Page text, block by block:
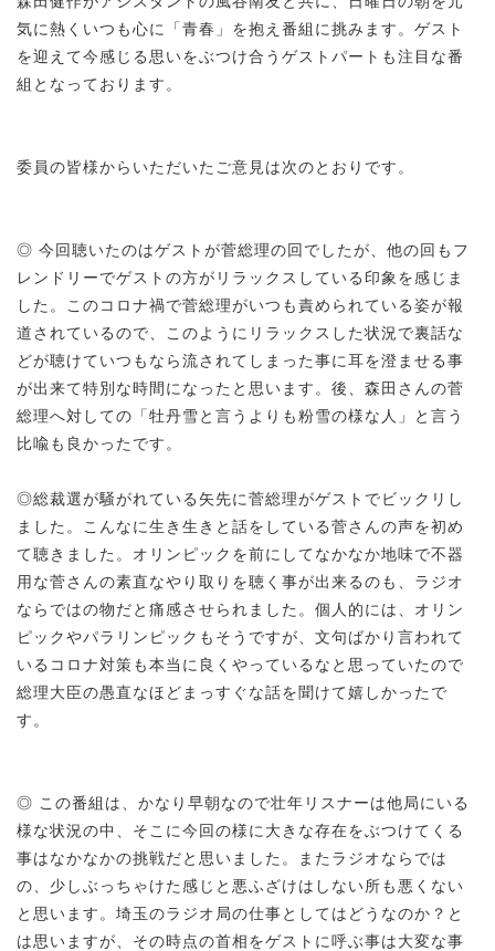
気に熱くいつも心に「青春」を抱え番組に挑みます。ゲスト
を迎えて今感じる思いをぶつけ合うゲストパートも注目な番
組となっております。
委員の皆様からいただいたご意見は次のとおりです。
◎ 今回聴いたのはゲストが菅総理の回でしたが、他の回もフ
レンドリーでゲストの方がリラックスしている印象を感じま
した。このコロナ禍で菅総理がいつも責められている姿が報
道されているので、このようにリラックスした状況で裏話な
どが聴けていつもなら流されてしまった事に耳を澄ませる事
が出来て特別な時間になったと思います。後、森田さんの菅
総理へ対しての「牡丹雪と言うよりも粉雪の様な人」と言う
比喩も良かったです。
◎総裁選が騒がれている矢先に菅総理がゲストでビックリし
ました。こんなに生き生きと話をしている菅さんの声を初め
て聴きました。オリンピックを前にしてなかなか地味で不器
用な菅さんの素直なやり取りを聴く事が出来るのも、ラジオ
ならではの物だと痛感させられました。個人的には、オリン
ピックやパラリンピックもそうですが、文句ばかり言われて
いるコロナ対策も本当に良くやっているなと思っていたので
総理大臣の愚直なほどまっすぐな話を聞けて嬉しかったで
す。
◎ この番組は、かなり早朝なので壮年リスナーは他局にいる
様な状況の中、そこに今回の様に大きな存在をぶつけてくる
事はなかなかの挑戦だと思いました。またラジオならでは
の、少しぶっちゃけた感じと悪ふざけはしない所も悪くない
と思います。埼玉のラジオ局の仕事としてはどうなのか？と
は思いますが、その時点の首相をゲストに呼ぶ事は大変な事